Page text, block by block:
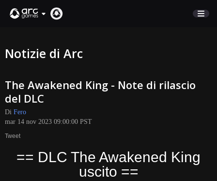
SUPPORTO
Accedi
English
Italiano
Notizie di Arc
The Awakened King - Note di rilascio
del DLC
Di Fero
mar 14 nov 2023 09:00:00 PST
Tweet
== DLC The Awakened King
uscito ==